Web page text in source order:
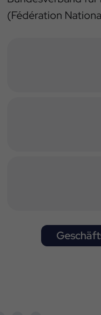
(Fédération